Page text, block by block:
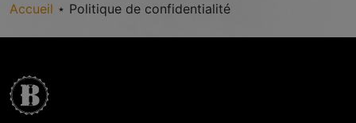
Accueil ⋆ Politique de confidentialité